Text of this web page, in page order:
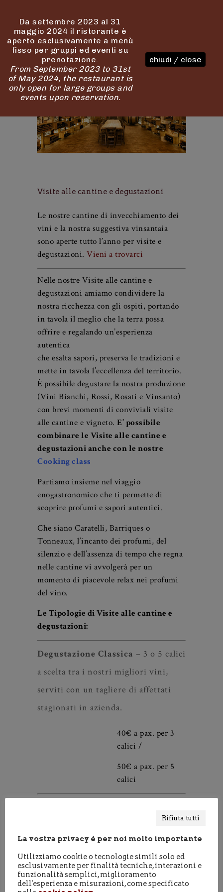
Visite alle cantine e degustazioni
Le nostre cantine di invecchiamento dei
vini e la nostra suggestiva vinsantaia
Nelle nostre Visite alle cantine e
degustazioni amiamo condividere la
nostra ricchezza con gli ospiti, portando
in tavola il meglio che la terra possa
offrire e regalando un’esperienza
autentica
che esalta sapori, preserva le tradizioni e
mette in tavola l’eccellenza del territorio.
È possibile degustare la nostra produzione
(Vini Bianchi, Rossi, Rosati e Vinsanto)
con brevi momenti di conviviali visite
alle cantine e vigneto.E’ possibile
combinare le Visite alle cantine e
degustazioni anche con le nostre
Cooking class
Partiamo insieme nel viaggio
enogastronomico che ti permette di
scoprire profumi e sapori autentici.
Che siano Caratelli, Barriques o
Tonneaux, l’incanto dei profumi, del
silenzio e dell’assenza di tempo che regna
nelle cantine vi avvolgerà per un
momento di piacevole relax nei profumi
del vino.
degustazioni:
Degustazione Classica – 3 o 5 calici
a scelta tra i nostri migliori vini,
40€ a pax. per 3
calici /
50€ a pax. per 5
Frutti della Nostra Terra– Un
momento magico tra vino e cibo nel
quale ciascun bicchiere sarà
Rifiuta tutti
La vostra privacy è per noi molto importante
Utilizziamo cookie o tecnologie simili solo ed
esclusivamente per finalità tecniche, interazioni e
funzionalità semplici, miglioramento
dell'esperienza e misurazioni, come specificato
Da settembre 2023 al 31
maggio 2024 il ristorante è
aperto esclusivamente a menù
fisso per gruppi ed eventi su
prenotazione.
From September 2023 to 31st
of May 2024, the restaurant is
only open for large groups and
events upon reservation.
chiudi / close